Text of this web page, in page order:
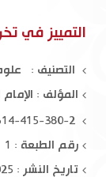
التمييز في
التصنيف :
المؤلف :
رقم الطبعة : 1
تاريخ النشر : 2025